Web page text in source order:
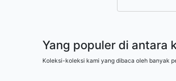
Yang populer di antara
Koleksi-koleksi kami yang dibaca oleh banyak